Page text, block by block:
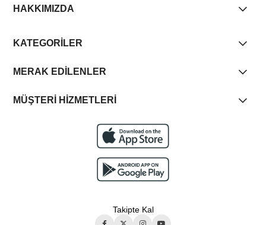
HAKKIMIZDA
KATEGORİLER
MERAK EDİLENLER
MÜŞTERİ HİZMETLERİ
Takipte Kal